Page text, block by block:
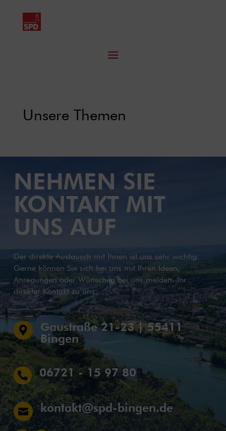
Unsere Themen
NEHMEN SIE
KONTAKT MIT
UNS AUF
Der direkte Austausch mit Ihnen ist uns sehr wichtig.
Gerne können Sie sich bei uns mit Ihren Ideen,
Anregungen oder Wünschen bei uns melden. Ihr
direkter Kontakt zu uns:

Gaustraße 21-23 | 55411
Bingen
 06721 - 15 97 80
 kontakt@spd-bingen.de